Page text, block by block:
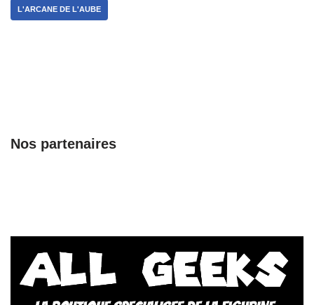
L'ARCANE DE L'AUBE
Nos partenaires